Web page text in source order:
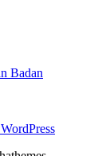
Badan